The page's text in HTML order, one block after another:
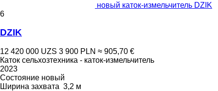
новый каток-измельчитель DZIK
6
DZIK
12 420 000 UZS 3 900 PLN ≈ 905,70 €
Каток сельхозтехника - каток-измельчитель
2023
Состояние новый
Ширина захвата 3,2 м